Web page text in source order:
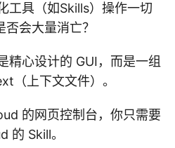
工具（如Skills）操作一切
否会大量消亡？
精心设计的 GUI，而是一组
（上下文文件）。
的网页控制台，你只需要
的 Skill。